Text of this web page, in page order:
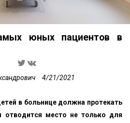
юных пациентов в
4/21/2021
в больнице должна протекать
место не только для